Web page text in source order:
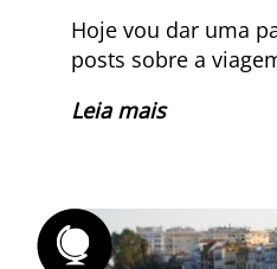
Hoje vou dar uma
posts sobre a
Leia mais